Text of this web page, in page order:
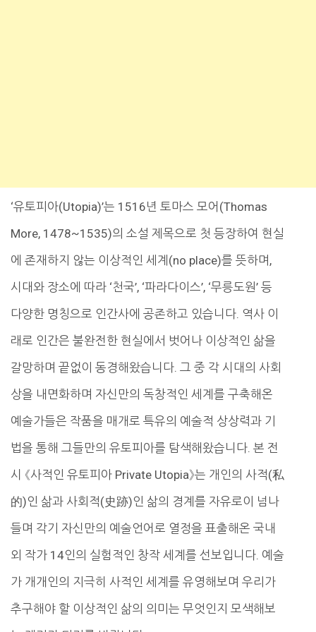
‘유토피아(Utopia)’는 1516년 토마스 모어(Thomas
More, 1478~1535)의 소설 제목으로 첫 등장하여 현실
에 존재하지 않는 이상적인 세계(no place)를 뜻하며,
시대와 장소에 따라 ‘천국’, ‘파라다이스’, ‘무릉도원’ 등
다양한 명칭으로 인간사에 공존하고 있습니다. 역사 이
래로 인간은 불완전한 현실에서 벗어나 이상적인 삶을
갈망하며 끝없이 동경해왔습니다. 그 중 각 시대의 사회
상을 내면화하며 자신만의 독창적인 세계를 구축해온
예술가들은 작품을 매개로 특유의 예술적 상상력과 기
법을 통해 그들만의 유토피아를 탐색해왔습니다. 본 전
시 《사적인 유토피아 Private Utopia》는 개인의 사적(私
的)인 삶과 사회적(史跡)인 삶의 경계를 자유로이 넘나
들며 각기 자신만의 예술언어로 열정을 표출해온 국내
외 작가 14인의 실험적인 창작 세계를 선보입니다. 예술
가 개개인의 지극히 사적인 세계를 유영해보며 우리가
추구해야 할 이상적인 삶의 의미는 무엇인지 모색해보